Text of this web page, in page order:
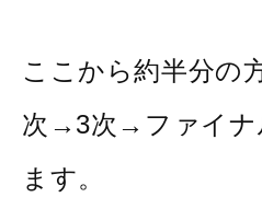
ここから約半分の
次→3次→ファイナ
ます。